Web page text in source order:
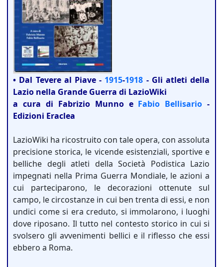
• Dal Tevere al Piave - 1915-1918 - Gli atleti della
Lazio nella Grande Guerra di LazioWiki
a cura di Fabrizio Munno e Fabio Bellisario -
Edizioni Eraclea
LazioWiki ha ricostruito con tale opera, con assoluta
precisione storica, le vicende esistenziali, sportive e
belliche degli atleti della Società Podistica Lazio
impegnati nella Prima Guerra Mondiale, le azioni a
cui parteciparono, le decorazioni ottenute sul
campo, le circostanze in cui ben trenta di essi, e non
undici come si era creduto, si immolarono, i luoghi
dove riposano. Il tutto nel contesto storico in cui si
svolsero gli avvenimenti bellici e il riflesso che essi
ebbero a Roma.